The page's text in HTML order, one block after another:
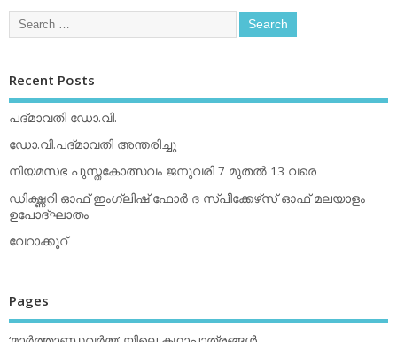
Recent Posts
പദ്മാവതി ഡോ.വി.
ഡോ.വി.പദ്മാവതി അന്തരിച്ചു
നിയമസഭ പുസ്തകോത്സവം ജനുവരി 7 മുതല്‍ 13 വരെ
ഡിക്ഷ്ണറി ഓഫ് ഇംഗ്ലിഷ് ഫോര്‍ ദ സ്പീക്കേഴ്‌സ് ഓഫ് മലയാളം
ഉപോദ്ഘാതം
വേറാക്കൂറ്
Pages